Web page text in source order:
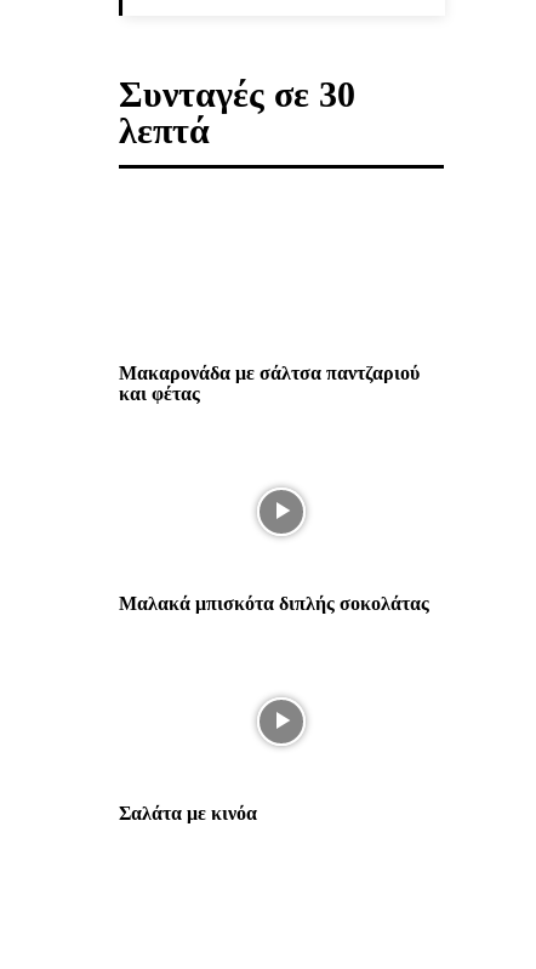
Συνταγές σε 30
λεπτά
Μακαρονάδα με σάλτσα παντζαριού
και φέτας
Μαλακά μπισκότα διπλής σοκολάτας
Σαλάτα με κινόα